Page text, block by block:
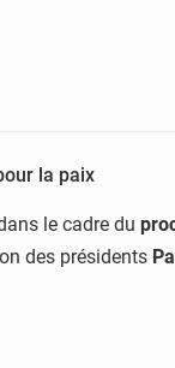
la paix
le cadre du
des présidents